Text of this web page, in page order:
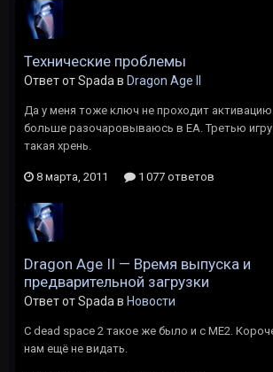
Технические проблемы
Ответ от Spada в Dragon Age II
Да у меня тоже ключ не проходит
больше разочаровываюсь в ЕА. Третью игру
такая хрень.
8 марта, 2011 1 077 ответов
Dragon Age II — Время выпуска и
предварительной загрузки
Ответ от Spada в Новости
С dead space 2 такое же было и с ME2.
нам ещё не видать.